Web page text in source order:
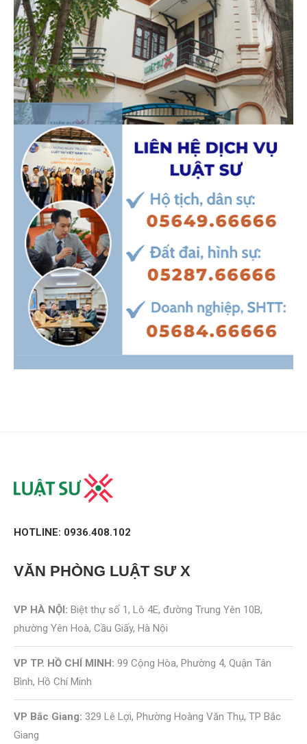
HOTLINE: 0936.408.102
VĂN PHÒNG LUẬT SƯ X
VP HÀ NỘI: Biệt thự số 1, Lô 4E, đường Trung Yên 10B,
phường Yên Hoà, Cầu Giấy, Hà Nội
VP TP. HỒ CHÍ MINH: 99 Cộng Hòa, Phường 4, Quận Tân
Bình, Hồ Chí Minh
VP Bắc Giang: 329 Lê Lợi, Phường Hoàng Văn Thụ, TP Bắc
Giang